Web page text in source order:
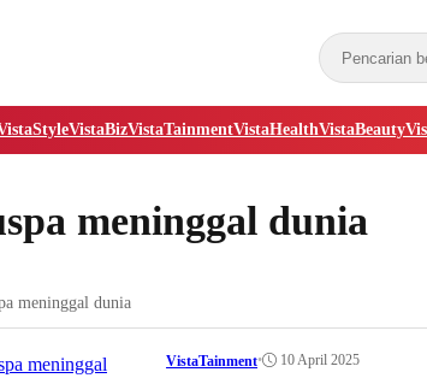
VistaBizVistaTainmentVistaHealthVistaBeauty
meninggal dunia
meninggal dunia
VistaTainment• 10 April 2025